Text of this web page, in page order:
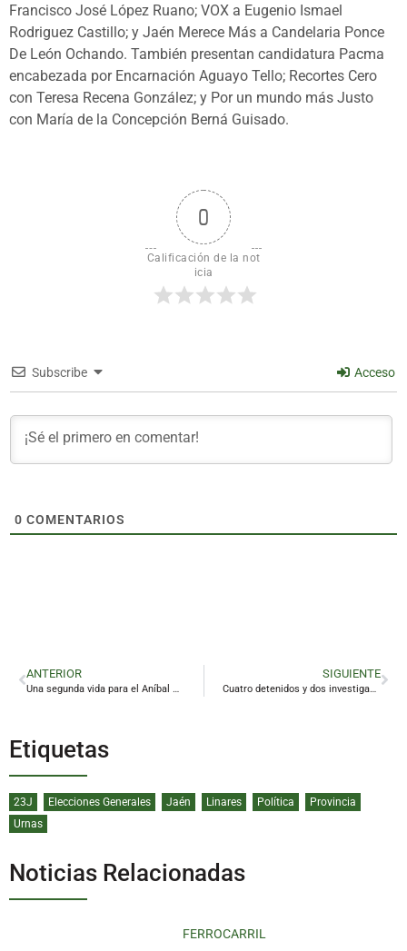
Francisco José López Ruano; VOX a Eugenio Ismael
Rodriguez Castillo; y Jaén Merece Más a Candelaria Ponce
De León Ochando. También presentan candidatura Pacma
encabezada por Encarnación Aguayo Tello; Recortes Cero
con Teresa Recena González; y Por un mundo más Justo
con María de la Concepción Berná Guisado.
0
Calificación de la not
icia
Subscribe Acceso
0 COMENTARIOS
ANTERIOR
Una segunda vida para el Aníbal militar como vehículo eléctrico
SIGUIENTE
Cuatro detenidos y dos investigados en La Carolina por presunto tráfico de drogas
Etiquetas
23J Elecciones Generales Jaén Linares Política
Provincia
Urnas
Noticias Relacionadas
FERROCARRIL